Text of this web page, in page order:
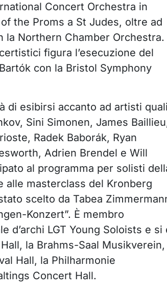
Concert Orchestra in
the Proms a St Judes, oltre ad
la Northern Chamber Orchestra.
figura l’esecuzione del
con la Bristol Symphony
di esibirsi accanto ad artisti
Sini Simonen, James
Radek Baborák, Ryan
Adrien Brendel e Will
al programma per solisti
alle masterclass del Kronberg
scelto da Tabea
Konzert”. È membro
d’archi LGT Young Soloists e si
la Brahms-Saal Musikverein,
Hall, la Philharmonie
Concert Hall.